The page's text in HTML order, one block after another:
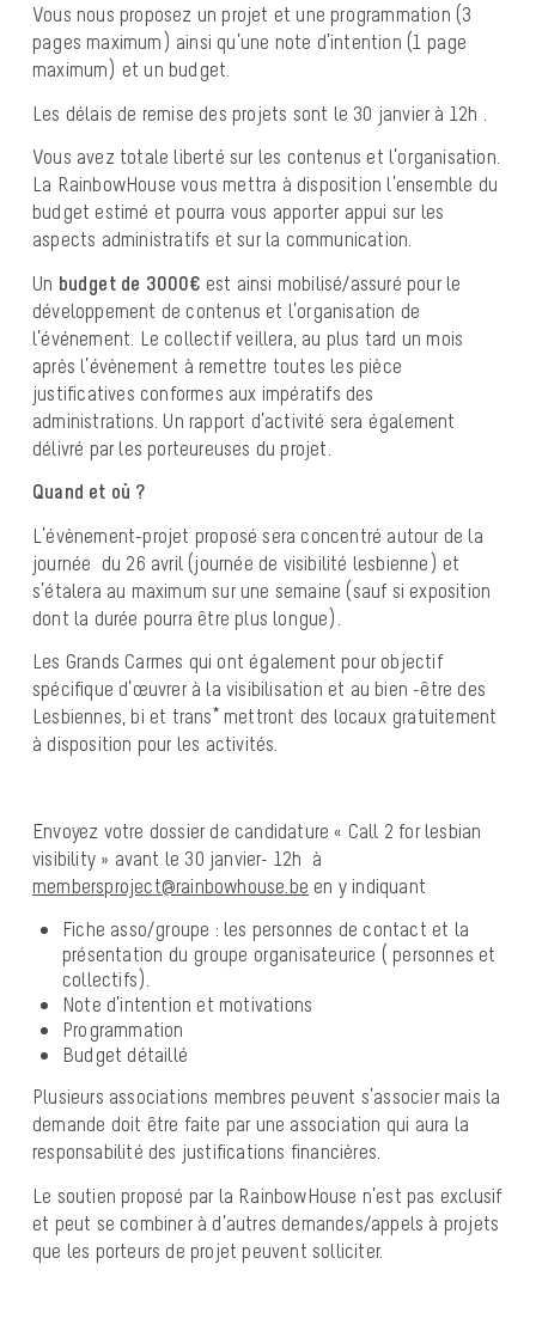
Vous nous proposez un projet et une programmation (3
pages maximum) ainsi qu’une note d’intention (1 page
maximum) et un budget.
Les délais de remise des projets sont le 30 janvier à 12h .
Vous avez totale liberté sur les contenus et l’organisation.
La RainbowHouse vous mettra à disposition l’ensemble du
budget estimé et pourra vous apporter appui sur les
aspects administratifs et sur la communication.
Un budget de 3000€ est ainsi mobilisé/assuré pour le
développement de contenus et l’organisation de
l’événement. Le collectif veillera, au plus tard un mois
après l’évènement à remettre toutes les pièce
justificatives conformes aux impératifs des
administrations. Un rapport d’activité sera également
délivré par les porteureuses du projet.
Quand et où ?
L’évènement-projet proposé sera concentré autour de la
journée du 26 avril (journée de visibilité lesbienne) et
s’étalera au maximum sur une semaine (sauf si exposition
dont la durée pourra être plus longue).
Les Grands Carmes qui ont également pour objectif
spécifique d’œuvrer à la visibilisation et au bien -être des
Lesbiennes, bi et trans* mettront des locaux gratuitement
à disposition pour les activités.
Envoyez votre dossier de candidature « Call 2 for lesbian
visibility » avant le 30 janvier- 12h à
membersproject@rainbowhouse.be en y indiquant
Fiche asso/groupe : les personnes de contact et la
présentation du groupe organisateurice ( personnes et
collectifs).
Note d’intention et motivations
Programmation
Budget détaillé
Plusieurs associations membres peuvent s’associer mais la
demande doit être faite par une association qui aura la
responsabilité des justifications financières.
Le soutien proposé par la RainbowHouse n’est pas exclusif
et peut se combiner à d’autres demandes/appels à projets
que les porteurs de projet peuvent solliciter.